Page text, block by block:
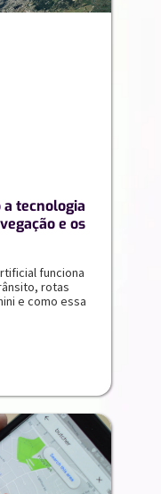
a tecnologia
e os
funciona
rotas
e como essa